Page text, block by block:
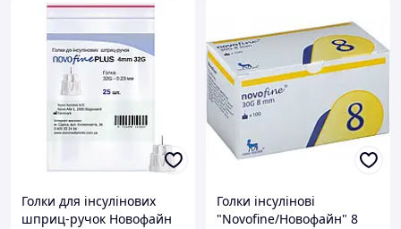
Голки для інсулінових
шприц-ручок Новофайн
Голки інсулінові
"Novofine/Новофайн" 8